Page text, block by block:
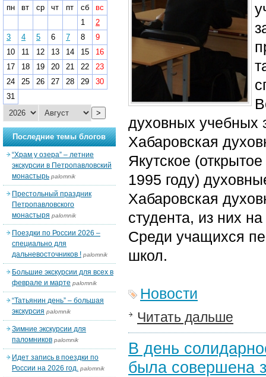
духовных учебных
Хабаровская
Якутское
1995 году)
Хабаровская
студента, из них
Среди учащихся
школ.
Новости
Читать дальше
В день
была совершена
пн
вт ср чт пт сб
вс
1
2
3
4 5 6 7 8
9
10
11 12 13 14 15
16
17
18 19 20 21 22
23
24
25 26 27 28 29
30
31
>
Последние темы блогов
“Храм у озера” – летние
экскурсии в Петропавловский
монастырь palomnik
Престольный праздник
Петропавловского
монастыря palomnik
Поездки по России 2026 –
специально для
дальневосточников ! palomnik
Большие экскурсии для всех в
феврале и марте palomnik
“Татьянин день” – большая
экскурсия palomnik
Зимние экскурсии для
паломников palomnik
Идет запись в поездки по
России на 2026 год. palomnik